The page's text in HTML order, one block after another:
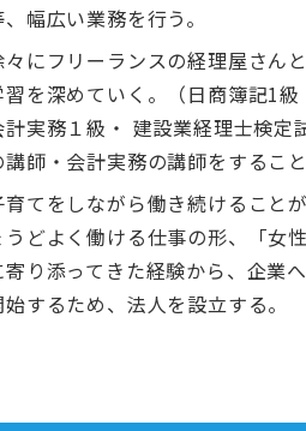
幅広い業務を行う。
々にフリーランスの経理屋さん
習を深めていく。（日商簿記1
計実務１級・ 建設業経理士検
講師・会計実務の講師をすること
育てをしながら働き続けること
うどよく働ける仕事の形、「女
寄り添ってきた経験から、企業
始するため、法人を設立する。